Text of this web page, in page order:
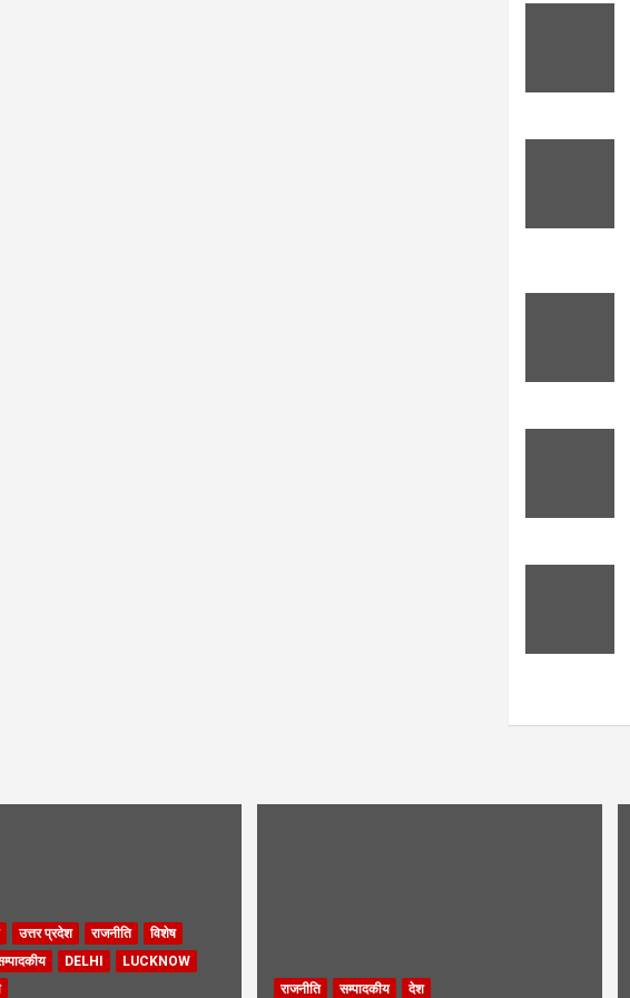
उत्तर प्रदेश राजनीति
विशेष
DELHI
LUCKNOW
राजनीति सम्पादकीय देश